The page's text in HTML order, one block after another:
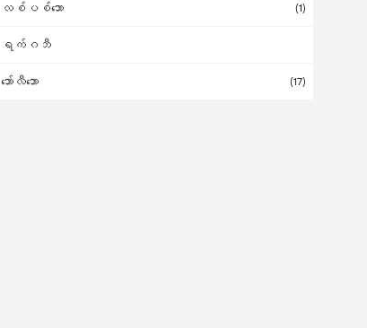
ကူဝိတ်
ချက်သမ္မတနိုင်ငံ
ချီလီ
လစ်ပစ်ဘော (1)
ရက်ဂဘီ
ဘော်လီဘော (17)